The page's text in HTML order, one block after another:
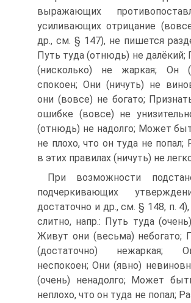
выражающих
усиливающих отрицание
др., см. § 147), не пишется
Путь туда (отнюдь) не далёкий;
(нисколько) не жаркая; Он
спокоен; Они (ничуть) не
они (вовсе) не богато;
ошибке (вовсе) не
(отнюдь) не надолго; Может
не плохо, что он туда не попал;
в этих правилах (ничуть) не
При возможности
подчеркивающих
достаточно и др., см. § 148, п.
слитно, напр.: Путь туда
Живут они (весьма) небогато;
(достаточно) нежаркая;
неспокоен; Они (явно)
(очень) ненадолго; Может
неплохо, что он туда не попал;